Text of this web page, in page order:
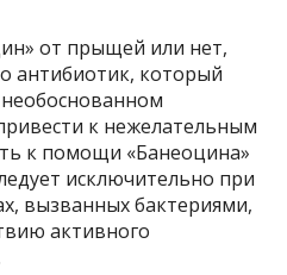
от прыщей или нет,
антибиотик, который
к нежелательным
к помощи «Банеоцина»
исключительно при
вызванных бактериями,
активного